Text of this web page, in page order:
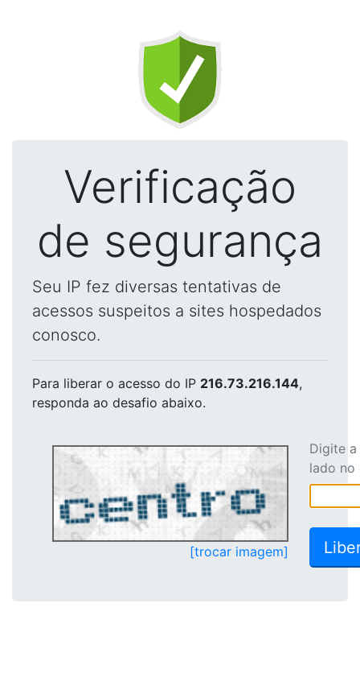
Verificação
de segurança
Seu IP fez diversas tentativas de
acessos suspeitos a sites hospedados
conosco.
Para liberar o acesso do IP 216.73.216.144,
responda ao desafio abaixo.
[trocar imagem]
Digite
lado no